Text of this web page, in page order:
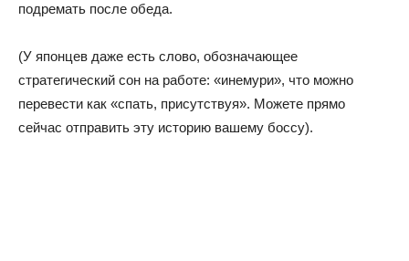
подремать после обеда.
(У японцев даже есть слово, обозначающее
стратегический сон на работе: «инемури», что можно
перевести как «спать, присутствуя». Можете прямо
сейчас отправить эту историю вашему боссу).